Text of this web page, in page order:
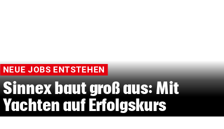
NEUE JOBS ENTSTEHEN
Sinnex baut groß aus: Mit
Yachten auf Erfolgskurs